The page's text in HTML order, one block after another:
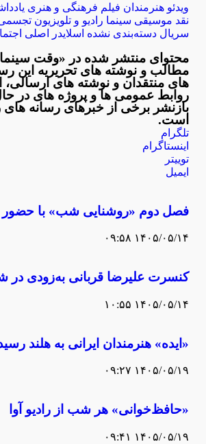
ویدئو هنرمندان فیلم فرهنگی و هنری
نقد موسیقی سینما رادیو و تلویزیون
سریال دسته‌بندی نشده اسلایدر اصلی
محتوای منتشر شده در «وقت
مطالب و نوشته های تحریریه این
های منتقدان و نوشته های ارسالی،
روابط عمومی ها و پروژه های در
بازنشر برخی از خبرهای رسانه
است.
تلگرام
اینستاگرام
توییتر
ایمیل
فصل دوم «روشنایی شب» با حضور
۱۴۰۵/۰۵/۱۴ ۰۹:۵۸
کنسرت علیرضا قربانی به‌زودی در
۱۴۰۵/۰۵/۱۴ ۱۰:۵۵
«ایده» هنرمندان ایرانی به هلند
۱۴۰۵/۰۵/۱۹ ۰۹:۲۷
«حافظ‌خوانی» هر شب از رادیو آوا
۱۴۰۵/۰۵/۱۹ ۰۹:۴۱